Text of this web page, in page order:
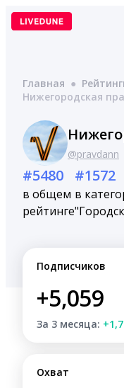
Перейти
Главная ●
Нижегородская
@pravdann
#5480
в общем
рейтинге
#1572
в
Подписчиков
+5,059
За 3 месяца:
Охват